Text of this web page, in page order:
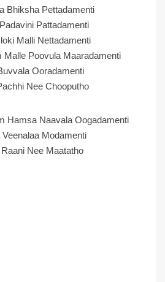
Bhiksha Pettadamenti
Pattadamenti
Malli Nettadamenti
Malle Poovula Maaradamenti
Ooradamenti
Nee Chooputho
Hamsa Naavala Oogadamenti
Veenalaa Modamenti
Nee Maatatho